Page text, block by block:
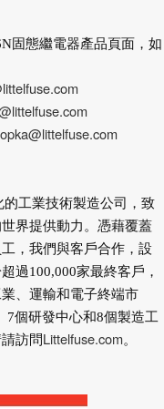
固態繼電器產品頁面，如
的工業技術製造公司，致
界提供動力。憑藉覆蓋
，我們與客戶合作，設
過100,000家最終客戶，
、運輸和電子終端市
7個研發中心和8個製造工
訪問Littelfuse.com。